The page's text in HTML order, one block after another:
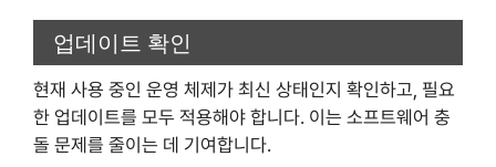
업데이트 확인
현재 사용 중인 운영 체제가 최신 상태인지 확인하고, 필요
한 업데이트를 모두 적용해야 합니다. 이는 소프트웨어 충
돌 문제를 줄이는 데 기여합니다.